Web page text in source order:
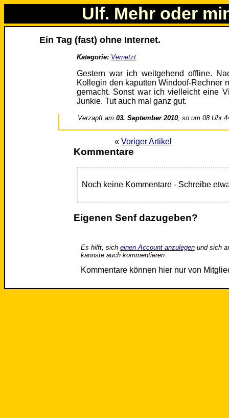
Ulf. Mehr oder
Ein Tag (fast) ohne Internet.
Kategorie: Vernetzt
Gestern war ich weitgehend offline.
Kollegin den kaputten Windoof-Rechner
gemacht. Sonst war ich vielleicht eine
Junkie. Tut auch mal ganz gut.
Verzapft am03. September 2010, so um 08 Uhr
« Voriger Artikel
Kommentare
Noch keine Kommentare - Schreibe
Eigenen Senf dazugeben?
Es hilft, sich einen Account anzulegenund sich
kannste auch kommentieren.
Kommentare können hier nur von